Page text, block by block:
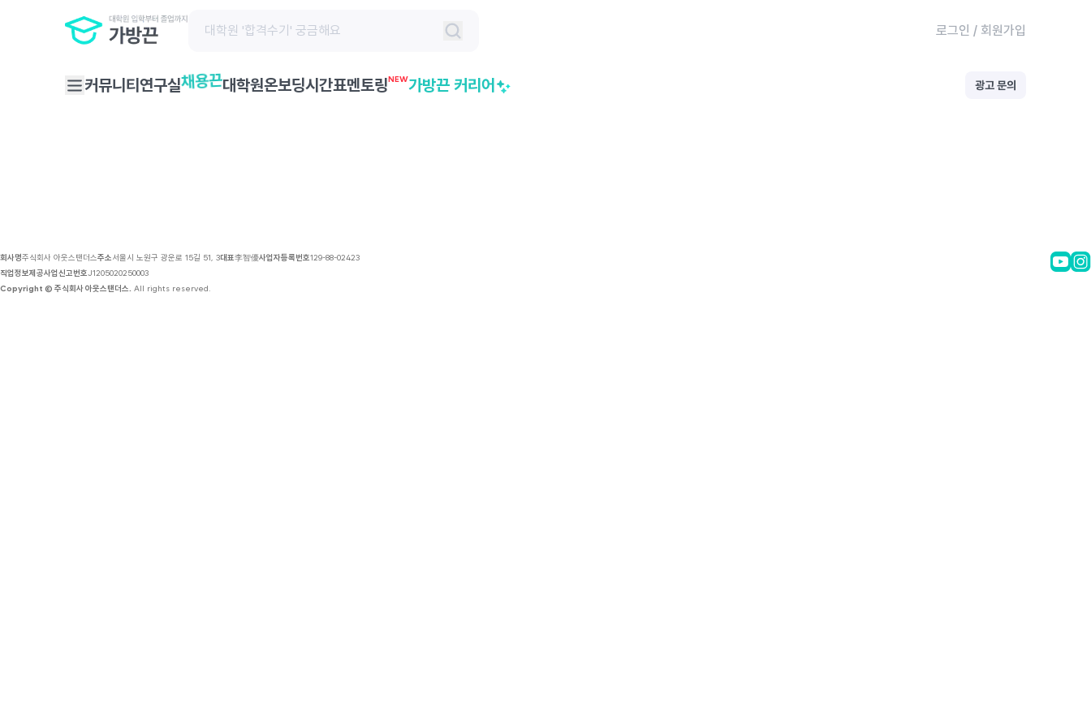
로그인 / 회원가입
커뮤니티 연구실채용끈대학원온보딩시간표멘토링NEW가방끈 커리어 광고 문의
회사명주식회사 아웃스탠더스주소서울시 노원구 광운로 15길 51, 3대표李智優사업자등록번호129-88-02423
직업정보제공사업신고번호J1205020250003
Copyright © 주식회사 아웃스탠더스. All rights reserved.